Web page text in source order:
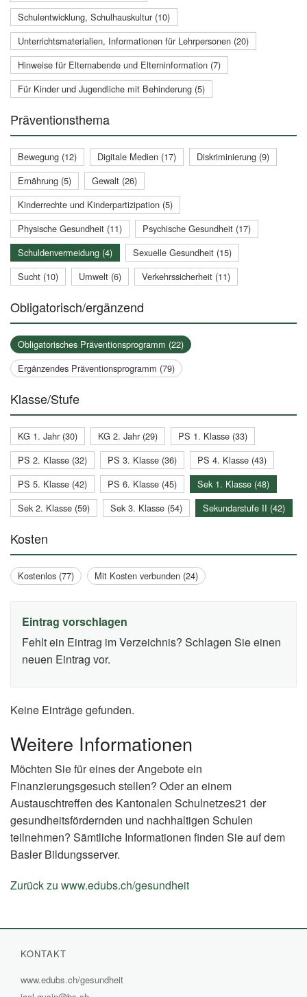
Keine Einträge gefunden.
Weitere Informationen
Möchten Sie für eines der Angebote ein
Finanzierungsgesuch stellen? Oder an einem
Austauschtreffen des Kantonalen Schulnetzes21 der
gesundheitsfördernden und nachhaltigen Schulen
teilnehmen? Sämtliche Informationen finden Sie auf dem
Basler Bildungsserver.
Zurück zu www.edubs.ch/gesundheit
Schulentwicklung, Schulhauskultur (10)
Unterrichtsmaterialien, Informationen für Lehrpersonen (20)
Hinweise für Elternabende und Elterninformation (7)
Für Kinder und Jugendliche mit Behinderung (5)
Präventionsthema
Bewegung (12) Digitale Medien (17)
Diskriminierung (9)
Ernährung (5)
Gewalt (26)
Kinderrechte und Kinderpartizipation (5)
Physische Gesundheit (11)
Psychische Gesundheit (17)
Schuldenvermeidung (4)
Sexuelle Gesundheit (15)
Sucht (10)
Umwelt (6) Verkehrssicherheit (11)
Obligatorisch/ergänzend
Obligatorisches Präventionsprogramm (22)
Ergänzendes Präventionsprogramm (79)
Klasse/Stufe
KG 1. Jahr (30) KG 2. Jahr (29)
PS 1. Klasse (33)
PS 2. Klasse (32)
PS 3. Klasse (36)
PS 4. Klasse (43)
PS 5. Klasse (42)
PS 6. Klasse (45)
Sek 1. Klasse (48)
Sek 2. Klasse (59)
Sek 3. Klasse (54) Sekundarstufe II (42)
Kosten
Kostenlos (77) Mit Kosten verbunden (24)
Eintrag vorschlagen
Fehlt ein Eintrag im Verzeichnis? Schlagen Sie einen
neuen Eintrag vor.
KONTAKT
www.edubs.ch/gesundheit